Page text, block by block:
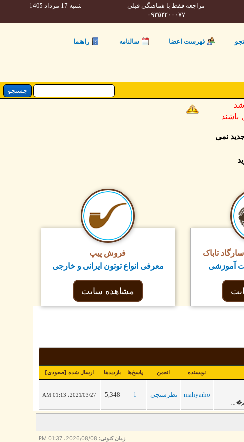
شنبه 17 مرداد 1405
مراجعه فقط با هماهنگی قبلی
۰۹۳۵۲۲۰۰۰۷۷
فهرست اعضا سالنامه راهنما
نمی
تاباک
آموزشی
فروش پیپ
معرفی انواع توتون ایرانی و خارجی
مشاهده سایت
نویسنده انجمن پاسخ‌ها بازدید‌ها ارسال شده [صعودی]
mahyarho نظرسنجي 1
5,348 2021/03/27، 01:13 AM
زمان کنونی: 2026/08/08، 01:37 PM